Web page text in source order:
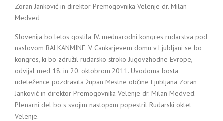
Zoran Janković in direktor Premogovnika Velenje dr. Milan
Medved
Slovenija bo letos gostila IV. mednarodni kongres rudarstva pod
naslovom BALKANMINE. V Cankarjevem domu v Ljubljani se bo
kongres, ki bo združil rudarsko stroko Jugovzhodne Evrope,
odvijal med 18. in 20. oktobrom 2011. Uvodoma bosta
udeležence pozdravila župan Mestne občine Ljubljana Zoran
Janković in direktor Premogovnika Velenje dr. Milan Medved.
Plenarni del bo s svojim nastopom popestril Rudarski oktet
Velenje.